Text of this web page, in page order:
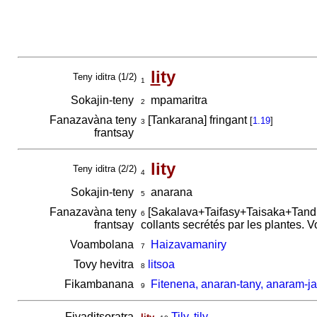
Teny iditra (1/2) 1 lity
Sokajin-teny 2
mpamaritra
Fanazavàna teny
frantsay
3 [Tankarana] fringant [1.19]
Teny iditra (2/2) 4 lity
Sokajin-teny 5anarana
Fanazavàna teny
frantsay
6
collants secrétés par les plantes.
Voambolana
7
Haizavamaniry
Tovy hevitra
8
litsoa
Fikambanana
9 Fitenena, anaran-tany, anaram-